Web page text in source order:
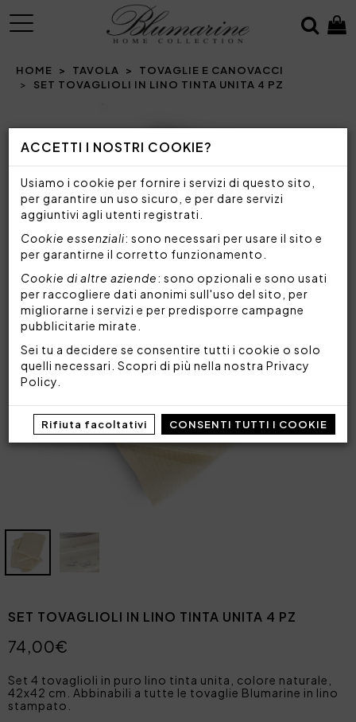
ACCETTI I NOSTRI COOKIE?
Usiamo i cookie per fornire i servizi di questo sito,
per garantire un uso sicuro, e per dare servizi
aggiuntivi agli utenti registrati.
Cookie essenziali: sono necessari per usare il sito e
per garantirne il corretto funzionamento.
Cookie di altre aziende: sono opzionali e sono usati
per raccogliere dati anonimi sull'uso del sito, per
migliorarne i servizi e per predisporre campagne
pubblicitarie mirate.
Sei tu a decidere se consentire tutti i cookie o solo
quelli necessari. Scopri di più nella nostra Privacy
Policy
Rifiuta facoltativi CONSENTI TUTTI I COOKIE
MENU
HOME TAVOLA
TOVAGLIE E CANOVACCI
SET TOVAGLIOLI IN LINO TINTA UNITA 4 PZ
Prev
SET TOVAGLIOLI IN LINO TINTA UNITA 4 PZ
74,00€
Set 4 tovaglioli in puro lino tinta unita, colore naturale,
42x42 cm. Abbinabili a tutte le tovaglie Blumarine in lino
stampato.